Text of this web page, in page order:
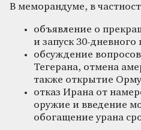
В меморандуме, в
объявление о
и запуск 30-
обсуждение
Тегерана, отмена
также открытие
отказ Ирана от
оружие и введение
обогащение урана